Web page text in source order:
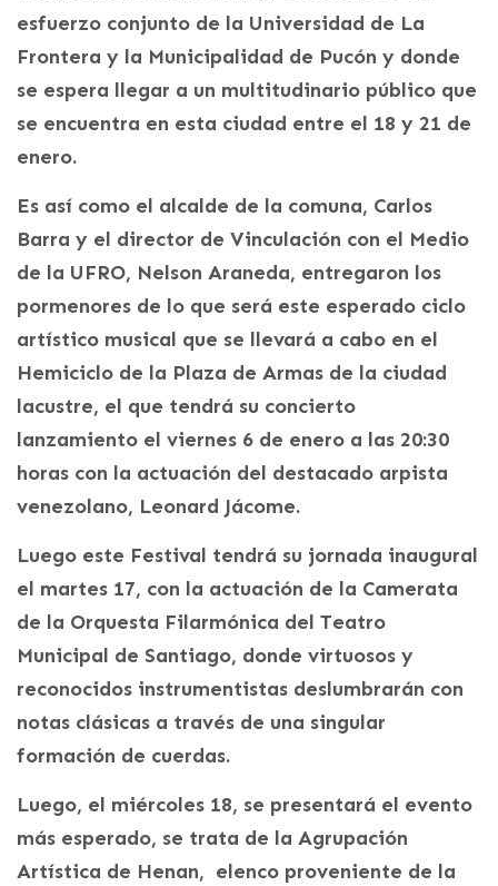
esfuerzo conjunto de la Universidad de La
Frontera y la Municipalidad de Pucón y donde
se espera llegar a un multitudinario público que
se encuentra en esta ciudad entre el 18 y 21 de
enero.
Es así como el alcalde de la comuna, Carlos
Barra y el director de Vinculación con el Medio
de la UFRO, Nelson Araneda, entregaron los
pormenores de lo que será este esperado ciclo
artístico musical que se llevará a cabo en el
Hemiciclo de la Plaza de Armas de la ciudad
lacustre, el que tendrá su concierto
lanzamiento el viernes 6 de enero a las 20:30
horas con la actuación del destacado arpista
venezolano, Leonard Jácome.
Luego este Festival tendrá su jornada inaugural
el martes 17, con la actuación de la Camerata
de la Orquesta Filarmónica del Teatro
Municipal de Santiago, donde virtuosos y
reconocidos instrumentistas deslumbrarán con
notas clásicas a través de una singular
formación de cuerdas.
Luego, el miércoles 18, se presentará el evento
más esperado, se trata de la Agrupación
Artística de Henan, elenco proveniente de la